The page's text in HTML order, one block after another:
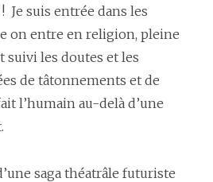
Je suis entrée dans les
on entre en religion, pleine
suivi les doutes et les
de tâtonnements et de
l’humain au-delà d’une
saga théatrâle futuriste